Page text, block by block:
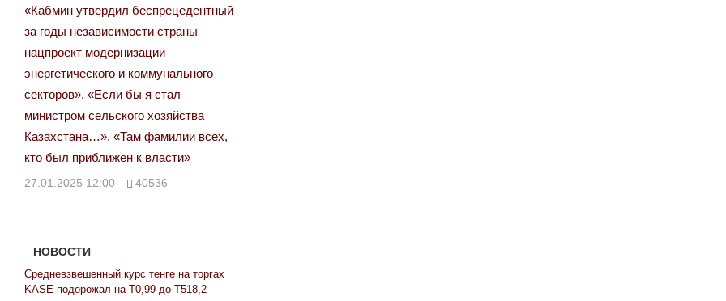
«Кабмин утвердил беспрецедентный
за годы независимости страны
нацпроект модернизации
энергетического и коммунального
секторов». «Если бы я стал
министром сельского хозяйства
Казахстана…». «Там фамилии всех,
кто был приближен к власти»
27.01.2025 12:00 40536
НОВОСТИ
Средневзвешенный курс тенге на торгах
KASE подорожал на Т0,99 до Т518,2